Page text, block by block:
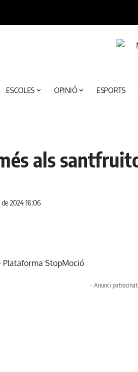
ESCOLES OPINIÓ ESPORTS
als
2024 16:06
Plataforma StopMoció
- Anunci